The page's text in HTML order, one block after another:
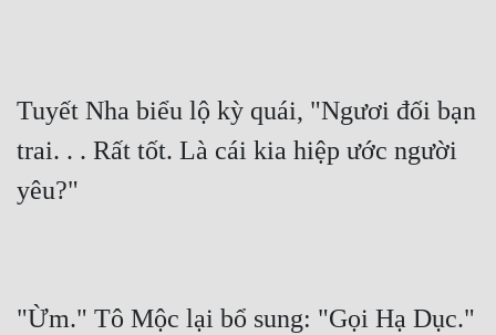
Tuyết Nha biểu lộ kỳ quái, "Ngươi đối bạn
trai. . . Rất tốt. Là cái kia hiệp ước người
yêu?"
"Ừm." Tô Mộc lại bổ sung: "Gọi Hạ Dục."